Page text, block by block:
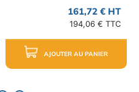
161,72 € HT
194,06 € TTC
AJOUTER AU PANIER